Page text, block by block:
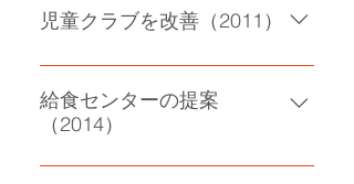
図書予算が追加配分
児童クラブを改善（2011）
不平等な入所要件を改善
給食センターの提案
（2014）
新設要望と予算確保